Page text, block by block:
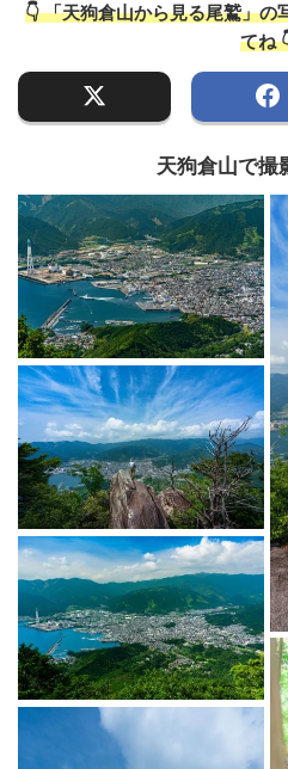
👇 「天狗倉山から見る尾鷲」の
てね
天狗倉山で撮